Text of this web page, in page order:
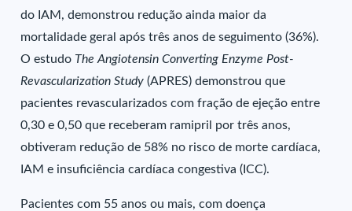
do IAM, demonstrou redução ainda maior da
mortalidade geral após três anos de seguimento (36%).
O estudo The Angiotensin Converting Enzyme Post-
Revascularization Study (APRES) demonstrou que
pacientes revascularizados com fração de ejeção entre
0,30 e 0,50 que receberam ramipril por três anos,
obtiveram redução de 58% no risco de morte cardíaca,
IAM e insuficiência cardíaca congestiva (ICC).
Pacientes com 55 anos ou mais, com doença